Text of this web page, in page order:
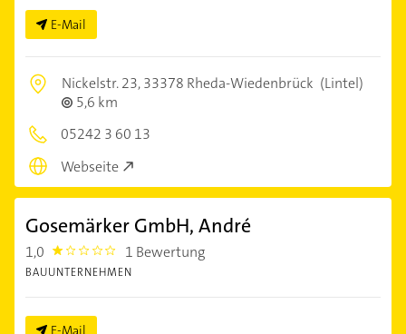
E-Mail
Nickelstr. 23,33378 Rheda-Wiedenbrück (Lintel)
5,6 km
05242 3 60 13
Webseite
Gosemärker GmbH, André
1,0 1.0 1 Bewertung
BAUUNTERNEHMEN
E-Mail